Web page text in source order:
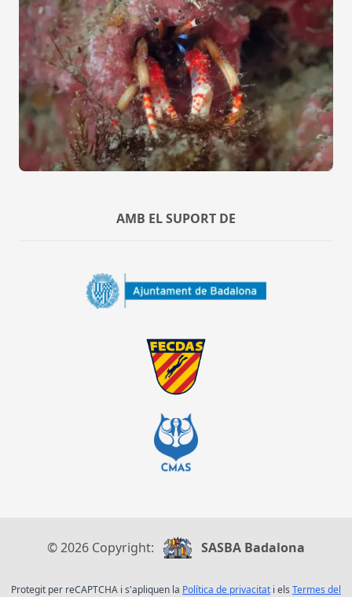
AMB EL SUPORT DE
© 2026 Copyright: SASBA Badalona
Protegit per reCAPTCHA i s'apliquen la Política de privacitat i els Termes del